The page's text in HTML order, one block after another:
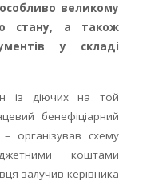
великому
стану, а також
у складі
із діючих на той
бенефіціарний
організував схему
коштами
залучив керівника